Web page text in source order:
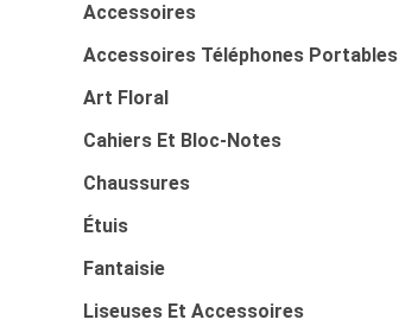
Accessoires
Accessoires Téléphones Portables
Art Floral
Cahiers Et Bloc-Notes
Chaussures
Étuis
Fantaisie
Liseuses Et Accessoires